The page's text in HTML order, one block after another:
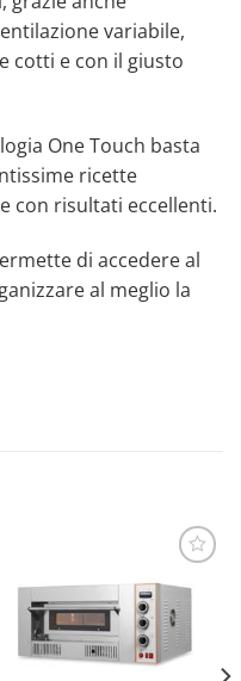
variabile,
cotti e con il giusto
One Touch basta
ricette
con risultati eccellenti.
di accedere al
al meglio la
Aggiungi
alla lista
dei
desideri